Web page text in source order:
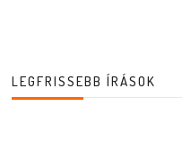
LEGFRISSEBB ÍRÁSOK